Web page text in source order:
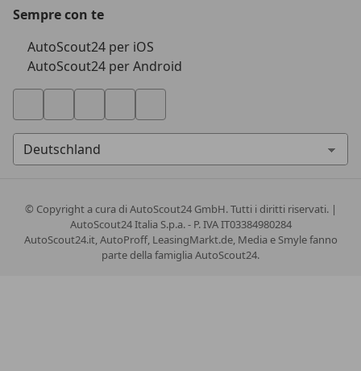
Sempre con te
AutoScout24 per iOS
AutoScout24 per Android
© Copyrighta cura di AutoScout24 GmbH. Tutti i diritti riservati. |
AutoScout24 Italia S.p.a. - P. IVA IT03384980284
AutoScout24.it, AutoProff, LeasingMarkt.de, Media e Smyle fanno
parte della famiglia AutoScout24.